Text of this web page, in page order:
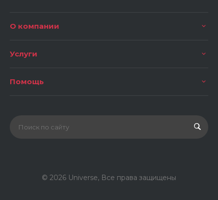
О компании
Услуги
Помощь
© 2026 Universe, Все права защищены